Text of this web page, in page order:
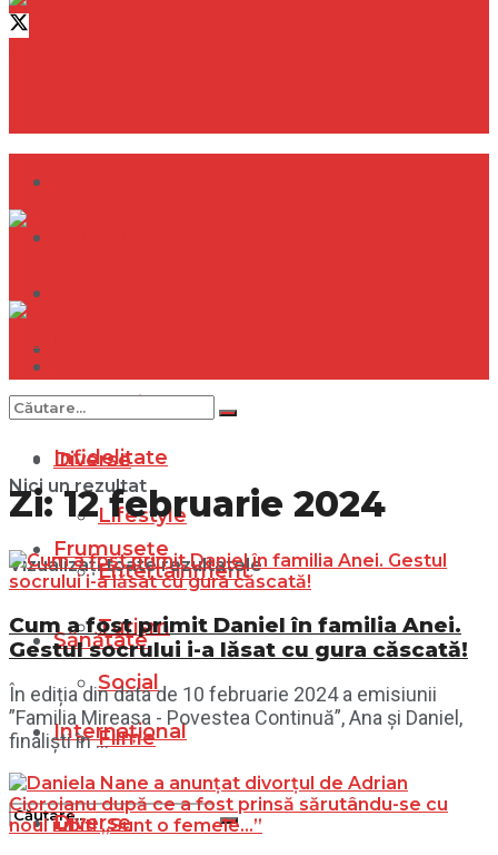
Internațional
Diverse
Lifestyle
Entertainment
Turism
Social
Filme
Infidelitate
Frumusețe
Sănătate
Internațional
Diverse
Nici un rezultat
Vizualizați toate rezultatele
Zi:12 februarie 2024
Cum a fost primit Daniel în familia Anei.
Gestul socrului i-a lăsat cu gura căscată!
În ediția din data de 10 februarie 2024 a emisiunii
”Familia Mireasa - Povestea Continuă”, Ana și Daniel,
finaliști în ...